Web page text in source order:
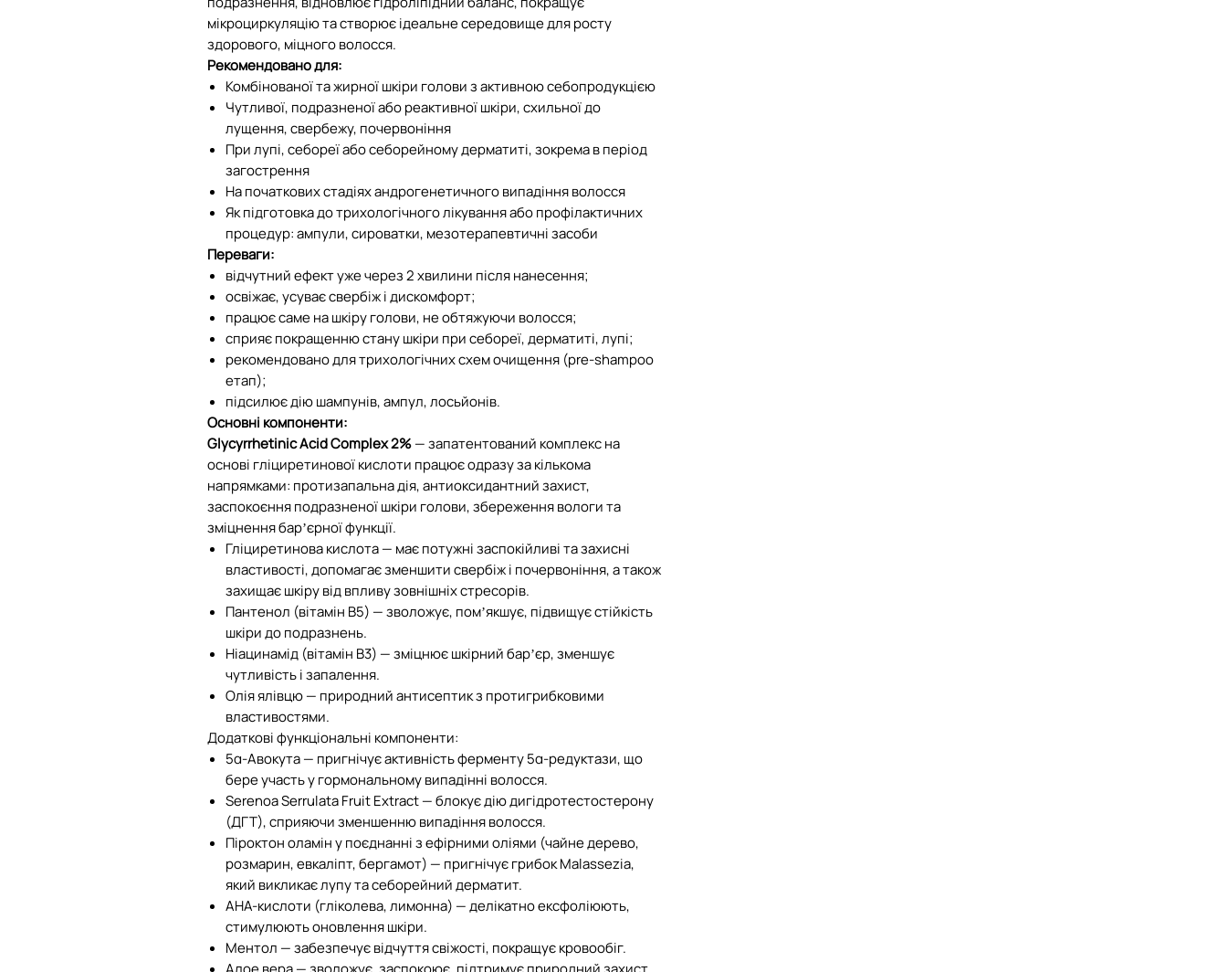
мікроциркуляцію та створює ідеальне середовище для росту
здорового, міцного волосся.
Рекомендовано для:
Комбiнованої та жирної шкiри голови з активною себопродукцiєю
Чутливої, подразненої або реактивної шкiри, схильної до
лущення, свербежу, почервонiння
При лупi, себореї або себорейному дерматитi, зокрема в перiод
загострення
На початкових стадiях андрогенетичного випадiння волосся
Як пiдготовка до трихологiчного лiкування або профiлактичних
процедур: ампули, сироватки, мезотерапевтичнi засоби
Переваги:
відчутний ефект уже через 2 хвилини після нанесення;
освiжає, усуває свербiж i дискомфорт;
працює саме на шкіру голови, не обтяжуючи волосся;
сприяє покращенню стану шкіри при себореї, дерматиті, лупі;
рекомендовано для трихологічних схем очищення (pre-shampoo
етап);
підсилює дію шампунів, ампул, лосьйонів.
Основні компоненти:
Glycyrrhetinic Acid Complex 2%— запатентований комплекс на
основі гліциретинової кислоти працює одразу за кількома
напрямками: протизапальна дія, антиоксидантний захист,
заспокоєння подразненої шкіри голови, збереження вологи та
зміцнення барʼєрної функції.
Гліциретинова кислота — має потужні заспокійливі та захисні
властивості, допомагає зменшити свербіж і почервоніння, а також
захищає шкіру від впливу зовнішніх стресорів.
Пантенол (вітамін B5) — зволожує, помʼякшує, підвищує стійкість
шкіри до подразнень.
Ніацинамід (вітамін B3) — зміцнює шкірний барʼєр, зменшує
чутливість і запалення.
Олія ялівцю — природний антисептик з протигрибковими
властивостями.
Додаткові функціональні компоненти:
5α-Авокута — пригнічує активність ферменту 5α-редуктази, що
бере участь у гормональному випадінні волосся.
Serenoa Serrulata Fruit Extract — блокує дію дигідротестостерону
(ДГТ), сприяючи зменшенню випадіння волосся.
Піроктон оламін у поєднанні з ефірними оліями (чайне дерево,
розмарин, евкаліпт, бергамот) — пригнічує грибок Malassezia,
який викликає лупу та себорейний дерматит.
AHA-кислоти (гліколева, лимонна) — делікатно ексфоліюють,
стимулюють оновлення шкіри.
Ментол — забезпечує відчуття свіжості, покращує кровообіг.